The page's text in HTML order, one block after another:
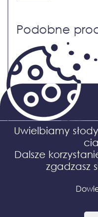
Podobne
Uwielbiamy
Dalsze
zgadzasz